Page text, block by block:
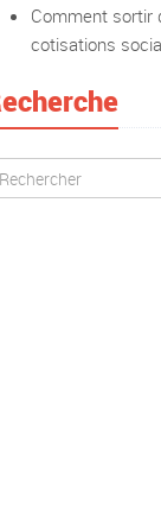
Comment sortir
cotisations